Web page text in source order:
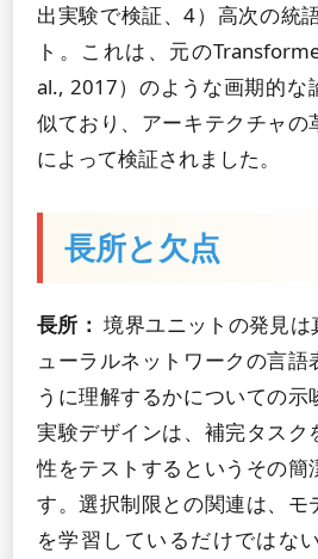
出実験で検証、4）高次の統
ト。これは、元の
al., 2017）のような画期的な
似ており、アーキテクチャの
によって検証されました。
長所と欠点
長所： 境界ユニットの発見
ューラルネットワークの言語
うに理解するかについての示
実験デザインは、補完タスク
性をテストするというその簡
す。選択制限との関連は、モ
を学習しているだけではな